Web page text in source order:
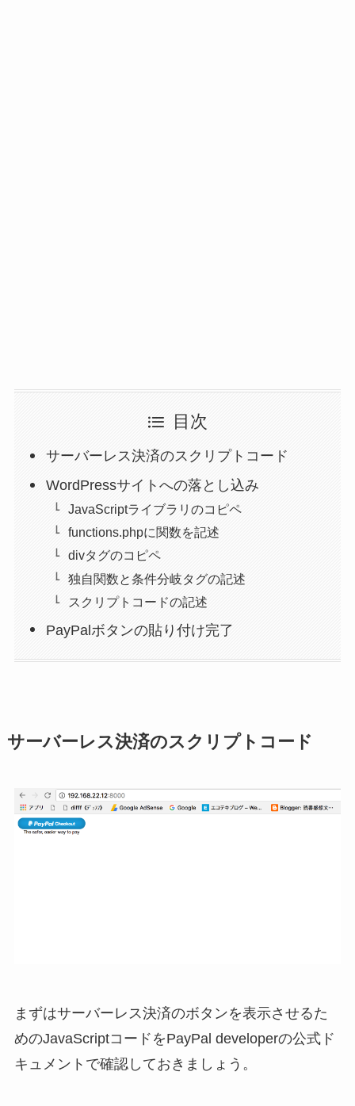
目次
サーバーレス決済のスクリプトコード
WordPressサイトへの落とし込み
JavaScriptライブラリのコピペ
functions.phpに関数を記述
divタグのコピペ
独自関数と条件分岐タグの記述
スクリプトコードの記述
PayPalボタンの貼り付け完了
サーバーレス決済のスクリプトコード
まずはサーバーレス決済のボタンを表示させるた
めのJavaScriptコードをPayPal developerの公式ド
キュメントで確認しておきましょう。